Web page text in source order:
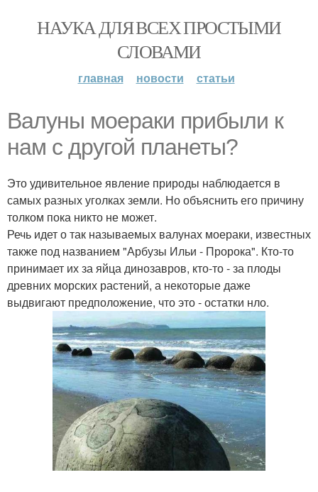
НАУКА ДЛЯ ВСЕХ ПРОСТЫМИ
СЛОВАМИ
главная новости статьи
Валуны моераки прибыли к
нам с другой планеты?
Это удивительное явление природы наблюдается в
самых разных уголках земли. Но объяснить его причину
толком пока никто не может.
Речь идет о так называемых валунах моераки, известных
также под названием "Арбузы Ильи - Пророка". Кто-то
принимает их за яйца динозавров, кто-то - за плоды
древних морских растений, а некоторые даже
выдвигают предположение, что это - остатки нло.